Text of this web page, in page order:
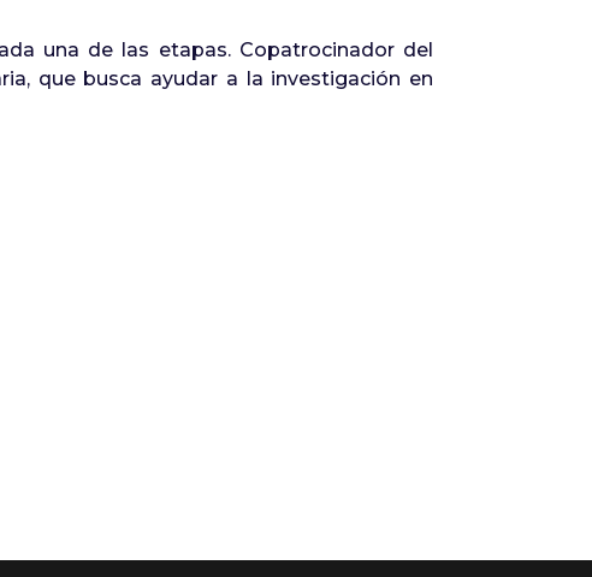
una de las etapas. Copatrocinador del
que busca ayudar a la investigación en